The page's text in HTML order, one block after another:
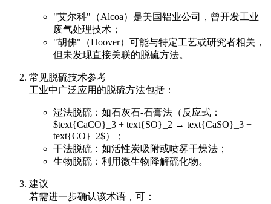
"艾尔科"（Alcoa）是美国铝业公司，曾开发工业
废气处理技术；
"胡佛"（Hoover）可能与特定工艺或研究者相关，
但未发现直接关联的脱硫方法。
常见脱硫技术参考
工业中广泛应用的脱硫方法包括：
湿法脱硫：如石灰石-石膏法（反应式：
$text{CaCO}_3 + text{SO}_2 → text{CaSO}_3 +
text{CO}_2$）；
干法脱硫：如活性炭吸附或喷雾干燥法；
生物脱硫：利用微生物降解硫化物。
建议
若需进一步确认该术语，可：